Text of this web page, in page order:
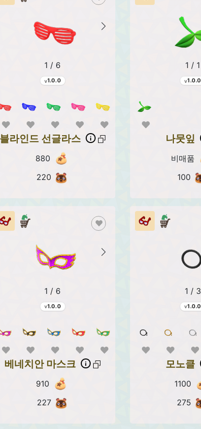
1 / 6
1.0.0
블라인드 선글라스
880
220
1 / 1
1.0.0
나뭇잎
비매품
100
1 / 6
1.0.0
베네치안 마스크
910
227
1 / 3
1.0.0
모노클
1100
275